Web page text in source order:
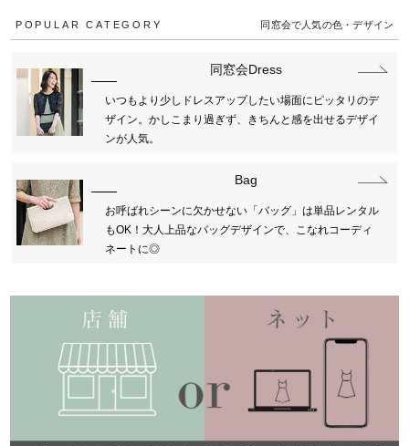
POPULAR CATEGORY 同窓会で人気の色・デザイン
同窓会Dress
いつもより少しドレスアップしたい場面にピッタリのデ
ザイン。かしこまり過ぎず、きちんと感を出せるデザイ
ンが人気。
Bag
お呼ばれシーンに欠かせない「バッグ」は単品レンタル
もOK！大人上品なバッグデザインで、こなれコーディ
ネートに◎